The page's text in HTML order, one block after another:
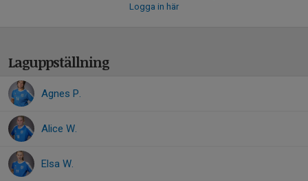
Logga in här
Laguppställning
Agnes P.
Alice W.
Elsa W.